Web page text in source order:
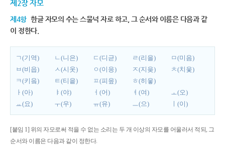
제2장 자모
제4항 한글 자모의 수는 스물넉 자로 하고, 그 순서와 이름은 다음과 같
이 정한다.
ㄱ(기역) ㄴ(니은) ㄷ(디귿) ㄹ(리을)
ㅁ(미음)
ㅂ(비읍)
ㅅ(시옷) ㅇ(이응) ㅈ(지읒)
ㅊ(치읓)
ㅋ(키읔)
ㅌ(티읕) ㅍ(피읖)
ㅎ(히읗)
ㅏ(아)
ㅑ(야) ㅓ(어) ㅕ(여)
ㅗ(오)
ㅛ(요)
ㅜ(우) ㅠ(유) ㅡ(으) ㅣ(이)
[붙임 1] 위의 자모로써 적을 수 없는 소리는 두 개 이상의 자모를 어울러서 적되, 그
순서와 이름은 다음과 같이 정한다.